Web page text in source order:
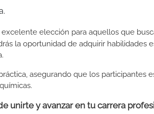
elección para aquellos que
la oportunidad de adquirir habilidades
asegurando que los participantes
unirte y avanzar en tu carrera